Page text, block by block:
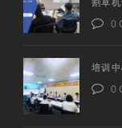
0
培训
0